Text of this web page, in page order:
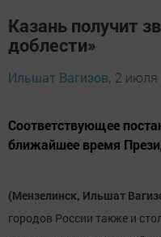
Казань получит
доблести»
Ильшат Вагизов, 2 июля
Соответствующее
ближайшее время
(Мензелинск, Ильшат
городов России также и